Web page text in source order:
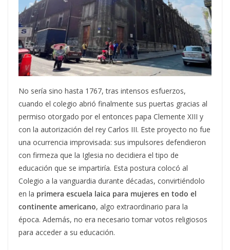
No sería sino hasta 1767, tras intensos esfuerzos,
cuando el colegio abrió finalmente sus puertas gracias al
permiso otorgado por el entonces papa Clemente XIII y
con la autorización del rey Carlos III. Este proyecto no fue
una ocurrencia improvisada: sus impulsores defendieron
con firmeza que la Iglesia no decidiera el tipo de
educación que se impartiría. Esta postura colocó al
Colegio a la vanguardia durante décadas, convirtiéndolo
en la primera escuela laica para mujeres en todo el
continente americano, algo extraordinario para la
época. Además, no era necesario tomar votos religiosos
para acceder a su educación.